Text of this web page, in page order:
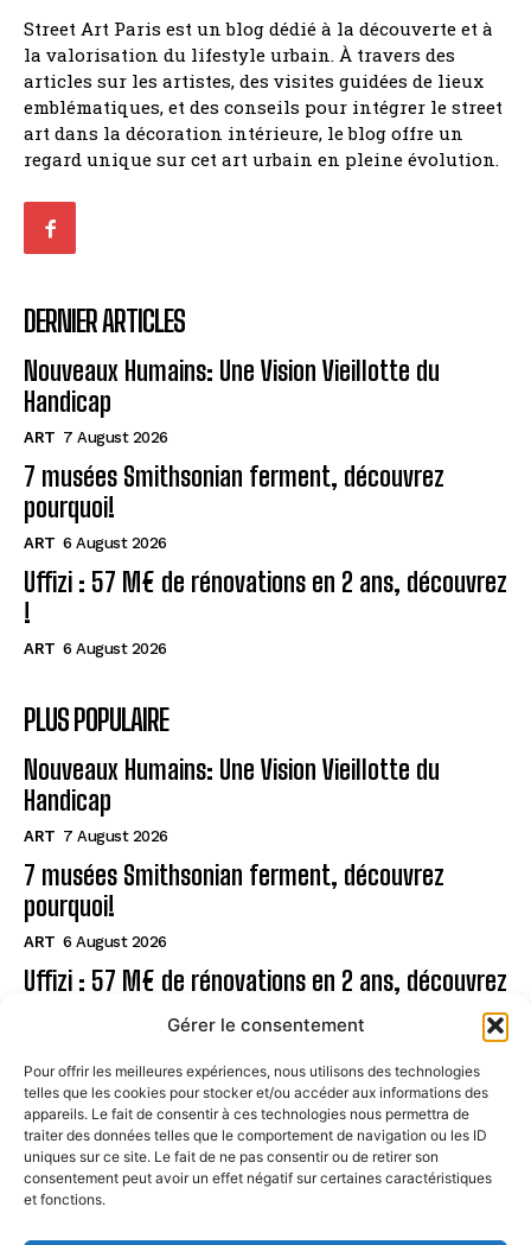
Gérer le consentement
Pour offrir les meilleures expériences, nous utilisons des technologies
telles que les cookies pour stocker et/ou accéder aux informations des
appareils. Le fait de consentir à ces technologies nous permettra de
traiter des données telles que le comportement de navigation ou les ID
uniques sur ce site. Le fait de ne pas consentir ou de retirer son
consentement peut avoir un effet négatif sur certaines caractéristiques
et fonctions.
Street Art Paris est un blog dédié à la découverte et à
la valorisation du lifestyle urbain. À travers des
articles sur les artistes, des visites guidées de lieux
emblématiques, et des conseils pour intégrer le street
art dans la décoration intérieure, le blog offre un
regard unique sur cet art urbain en pleine évolution.
DERNIER ARTICLES
Nouveaux Humains: Une Vision Vieillotte du
Handicap
ART 7 August 2026
7 musées Smithsonian ferment, découvrez
pourquoi!
ART 6 August 2026
Uffizi : 57 M€ de rénovations en 2 ans, découvrez
!
ART 6 August 2026
PLUS POPULAIRE
Nouveaux Humains: Une Vision Vieillotte du
Handicap
ART 7 August 2026
7 musées Smithsonian ferment, découvrez
pourquoi!
ART 6 August 2026
Uffizi : 57 M€ de rénovations en 2 ans, découvrez
Page
CONTACT
MENTIONS LÉGALES